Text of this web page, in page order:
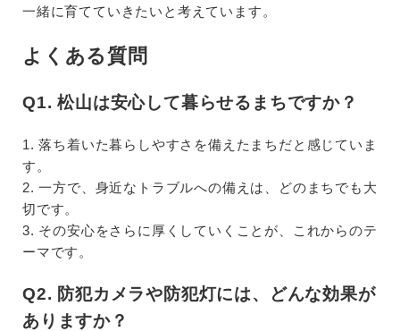
一緒に育てていきたいと考えています。
よくある質問
Q1. 松山は安心して暮らせるまちですか？
1. 落ち着いた暮らしやすさを備えたまちだと感じていま
す。
2. 一方で、身近なトラブルへの備えは、どのまちでも大
切です。
3. その安心をさらに厚くしていくことが、これからのテ
ーマです。
Q2. 防犯カメラや防犯灯には、どんな効果が
ありますか？